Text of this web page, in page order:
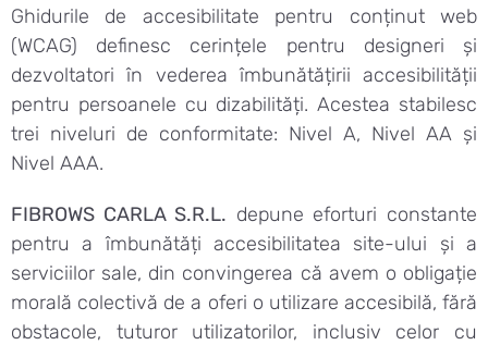
Ghidurile de accesibilitate pentru conținut web
(WCAG) definesc cerințele pentru designeri și
dezvoltatori în vederea îmbunătățirii accesibilității
pentru persoanele cu dizabilități. Acestea stabilesc
trei niveluri de conformitate: Nivel A, Nivel AA și
Nivel AAA.
FIBROWS CARLA S.R.L. depune eforturi constante
pentru a îmbunătăți accesibilitatea site-ului și a
serviciilor sale, din convingerea că avem o obligație
morală colectivă de a oferi o utilizare accesibilă, fără
obstacole, tuturor utilizatorilor, inclusiv celor cu